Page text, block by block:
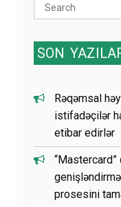
Search
for:
SON
Rəqəmsal
istifadəçilər
etibar edirlər
“Mastercard”
prosesini